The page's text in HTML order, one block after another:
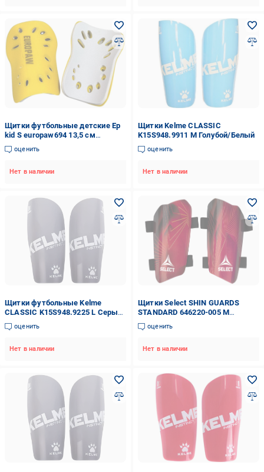
Щитки футбольные детские Ep
kid S europaw694 13,5 см
Желтый
оценить
Нет в наличии
Щитки Kelme CLASSIC
K15S948.9911 M Голубой/Белый
оценить
Нет в наличии
Щитки футбольные Kelme
CLASSIC K15S948.9225 L Серый/
Белый
оценить
Нет в наличии
Щитки Select SHIN GUARDS
STANDARD 646220-005 M
Красный
оценить
Нет в наличии